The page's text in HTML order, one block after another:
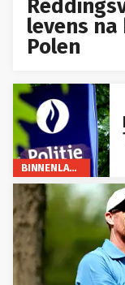
levens
Polen
BINNENLAND